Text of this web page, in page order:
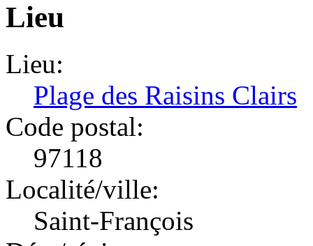
Lieu
Lieu:
Plage des Raisins Clairs
Code postal:
97118
Localité/ville:
Saint-François